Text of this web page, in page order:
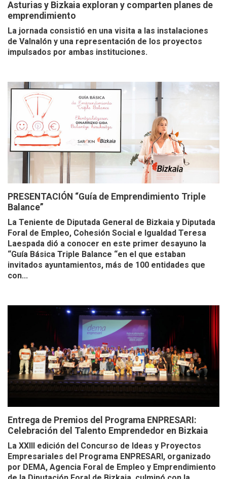
Asturias y Bizkaia exploran y comparten planes de
emprendimiento
La jornada consistió en una visita a las instalaciones
de Valnalón y una representación de los proyectos
impulsados por ambas instituciones.
PRESENTACIÓN “Guía de Emprendimiento Triple
Balance”
La Teniente de Diputada General de Bizkaia y Diputada
Foral de Empleo, Cohesión Social e Igualdad Teresa
Laespada dió a conocer en este primer desayuno la
“Guía Básica Triple Balance “en el que estaban
invitados ayuntamientos, más de 100 entidades que
con...
Entrega de Premios del Programa ENPRESARI:
Celebración del Talento Emprendedor en Bizkaia
La XXIII edición del Concurso de Ideas y Proyectos
Empresariales del Programa ENPRESARI, organizado
por DEMA, Agencia Foral de Empleo y Emprendimiento